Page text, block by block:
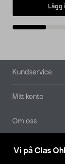
Vi på Clas
Lägg
Sidfot
Kundservice
Mitt konto
Om oss
Aktuellt